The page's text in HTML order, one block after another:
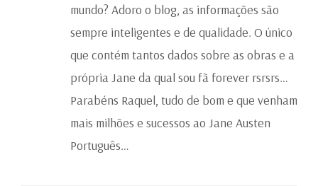
mundo? Adoro o blog, as informações são
sempre inteligentes e de qualidade. O único
que contém tantos dados sobre as obras e a
própria Jane da qual sou fã forever rsrsrs…
Parabéns Raquel, tudo de bom e que venham
mais milhões e sucessos ao Jane Austen
Português…